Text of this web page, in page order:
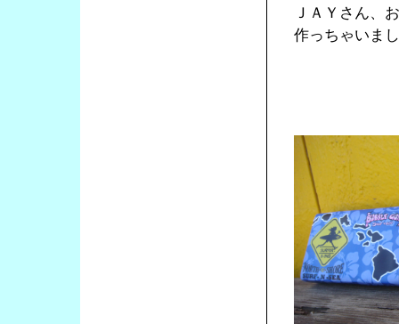
ＪＡＹさん、
作っちゃいま